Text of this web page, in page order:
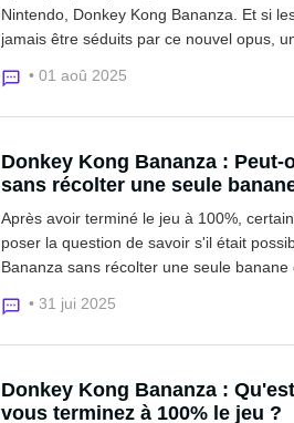
Nintendo, Donkey Kong Bananza. Et si
jamais être séduits par ce nouvel opus,
• 01 aoû 2025
Donkey Kong Bananza :
sans récolter une seule
Après avoir terminé le jeu à 100%,
poser la question de savoir s'il était
Bananza sans récolter une seule
• 31 jui 2025
Donkey Kong Bananza :
vous terminez à 100% le jeu ?